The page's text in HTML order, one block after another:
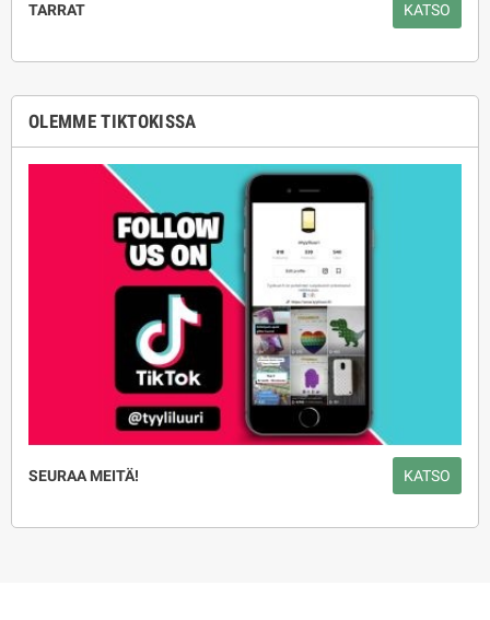
TARRAT KATSO
OLEMME TIKTOKISSA
SEURAA MEITÄ! KATSO